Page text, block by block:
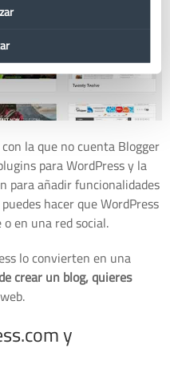
la que no cuenta Blogger
para WordPress y la
para añadir funcionalidades
hacer que WordPress
en una red social.
lo convierten en una
crear un blog, quieres
y